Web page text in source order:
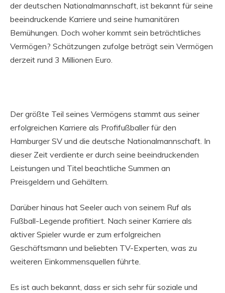
der deutschen Nationalmannschaft, ist bekannt für seine
beeindruckende Karriere und seine humanitären
Bemühungen. Doch woher kommt sein beträchtliches
Vermögen? Schätzungen zufolge beträgt sein Vermögen
derzeit rund 3 Millionen Euro.
Der größte Teil seines Vermögens stammt aus seiner
erfolgreichen Karriere als Profifußballer für den
Hamburger SV und die deutsche Nationalmannschaft. In
dieser Zeit verdiente er durch seine beeindruckenden
Leistungen und Titel beachtliche Summen an
Preisgeldern und Gehältern.
Darüber hinaus hat Seeler auch von seinem Ruf als
Fußball-Legende profitiert. Nach seiner Karriere als
aktiver Spieler wurde er zum erfolgreichen
Geschäftsmann und beliebten TV-Experten, was zu
weiteren Einkommensquellen führte.
Es ist auch bekannt, dass er sich sehr für soziale und